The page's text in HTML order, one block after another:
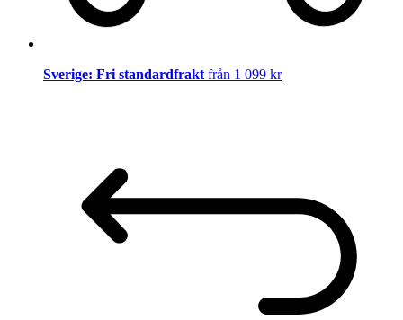
Sverige: Fri standardfrakt från 1 099 kr